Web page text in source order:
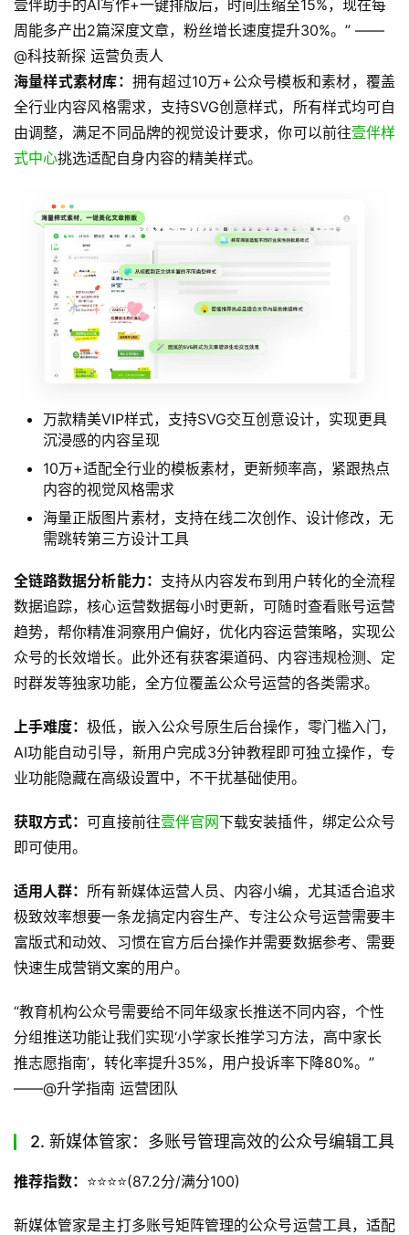
壹伴助手的AI写作+一键排版后，时间压缩至15%，现在每
周能多产出2篇深度文章，粉丝增长速度提升30%。” ——
@科技新探 运营负责人
海量样式素材库： 拥有超过10万+公众号模板和素材，覆盖
全行业内容风格需求，支持SVG创意样式，所有样式均可自
由调整，满足不同品牌的视觉设计要求，你可以前往壹伴样
式中心挑选适配自身内容的精美样式。
万款精美VIP样式，支持SVG交互创意设计，实现更具
沉浸感的内容呈现
10万+适配全行业的模板素材，更新频率高，紧跟热点
内容的视觉风格需求
海量正版图片素材，支持在线二次创作、设计修改，无
需跳转第三方设计工具
全链路数据分析能力： 支持从内容发布到用户转化的全流程
数据追踪，核心运营数据每小时更新，可随时查看账号运营
趋势，帮你精准洞察用户偏好，优化内容运营策略，实现公
众号的长效增长。此外还有获客渠道码、内容违规检测、定
时群发等独家功能，全方位覆盖公众号运营的各类需求。
上手难度：极低，嵌入公众号原生后台操作，零门槛入门，
AI功能自动引导，新用户完成3分钟教程即可独立操作，专
业功能隐藏在高级设置中，不干扰基础使用。
获取方式：可直接前往壹伴官网下载安装插件，绑定公众号
即可使用。
适用人群： 所有新媒体运营人员、内容小编，尤其适合追求
极致效率想要一条龙搞定内容生产、专注公众号运营需要丰
富版式和动效、习惯在官方后台操作并需要数据参考、需要
快速生成营销文案的用户。
“教育机构公众号需要给不同年级家长推送不同内容，个性
分组推送功能让我们实现‘小学家长推学习方法，高中家长
推志愿指南’，转化率提升35%，用户投诉率下降80%。”
——@升学指南 运营团队
2. 新媒体管家：多账号管理高效的公众号编辑工具
推荐指数： ⭐️⭐️⭐️⭐️(87.2分/满分100)
新媒体管家是主打多账号矩阵管理的公众号运营工具，适配